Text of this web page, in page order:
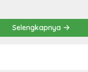
Selengkapnya